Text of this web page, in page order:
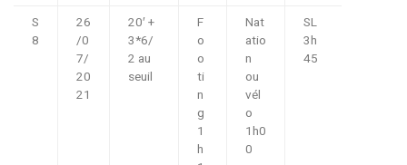
S
8
26
/0
7/
20
21
20′ +
3*6/
2 au
seuil
F
o
o
ti
n
g
1
h
Nat
atio
n
ou
vél
o
1h0
0
SL
3h
45